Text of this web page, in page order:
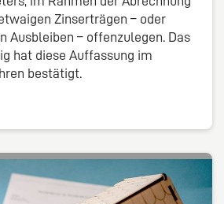
Zinserträgen – oder
Ausbleiben – offenzulegen. Das
hat diese Auffassung im
bestätigt.